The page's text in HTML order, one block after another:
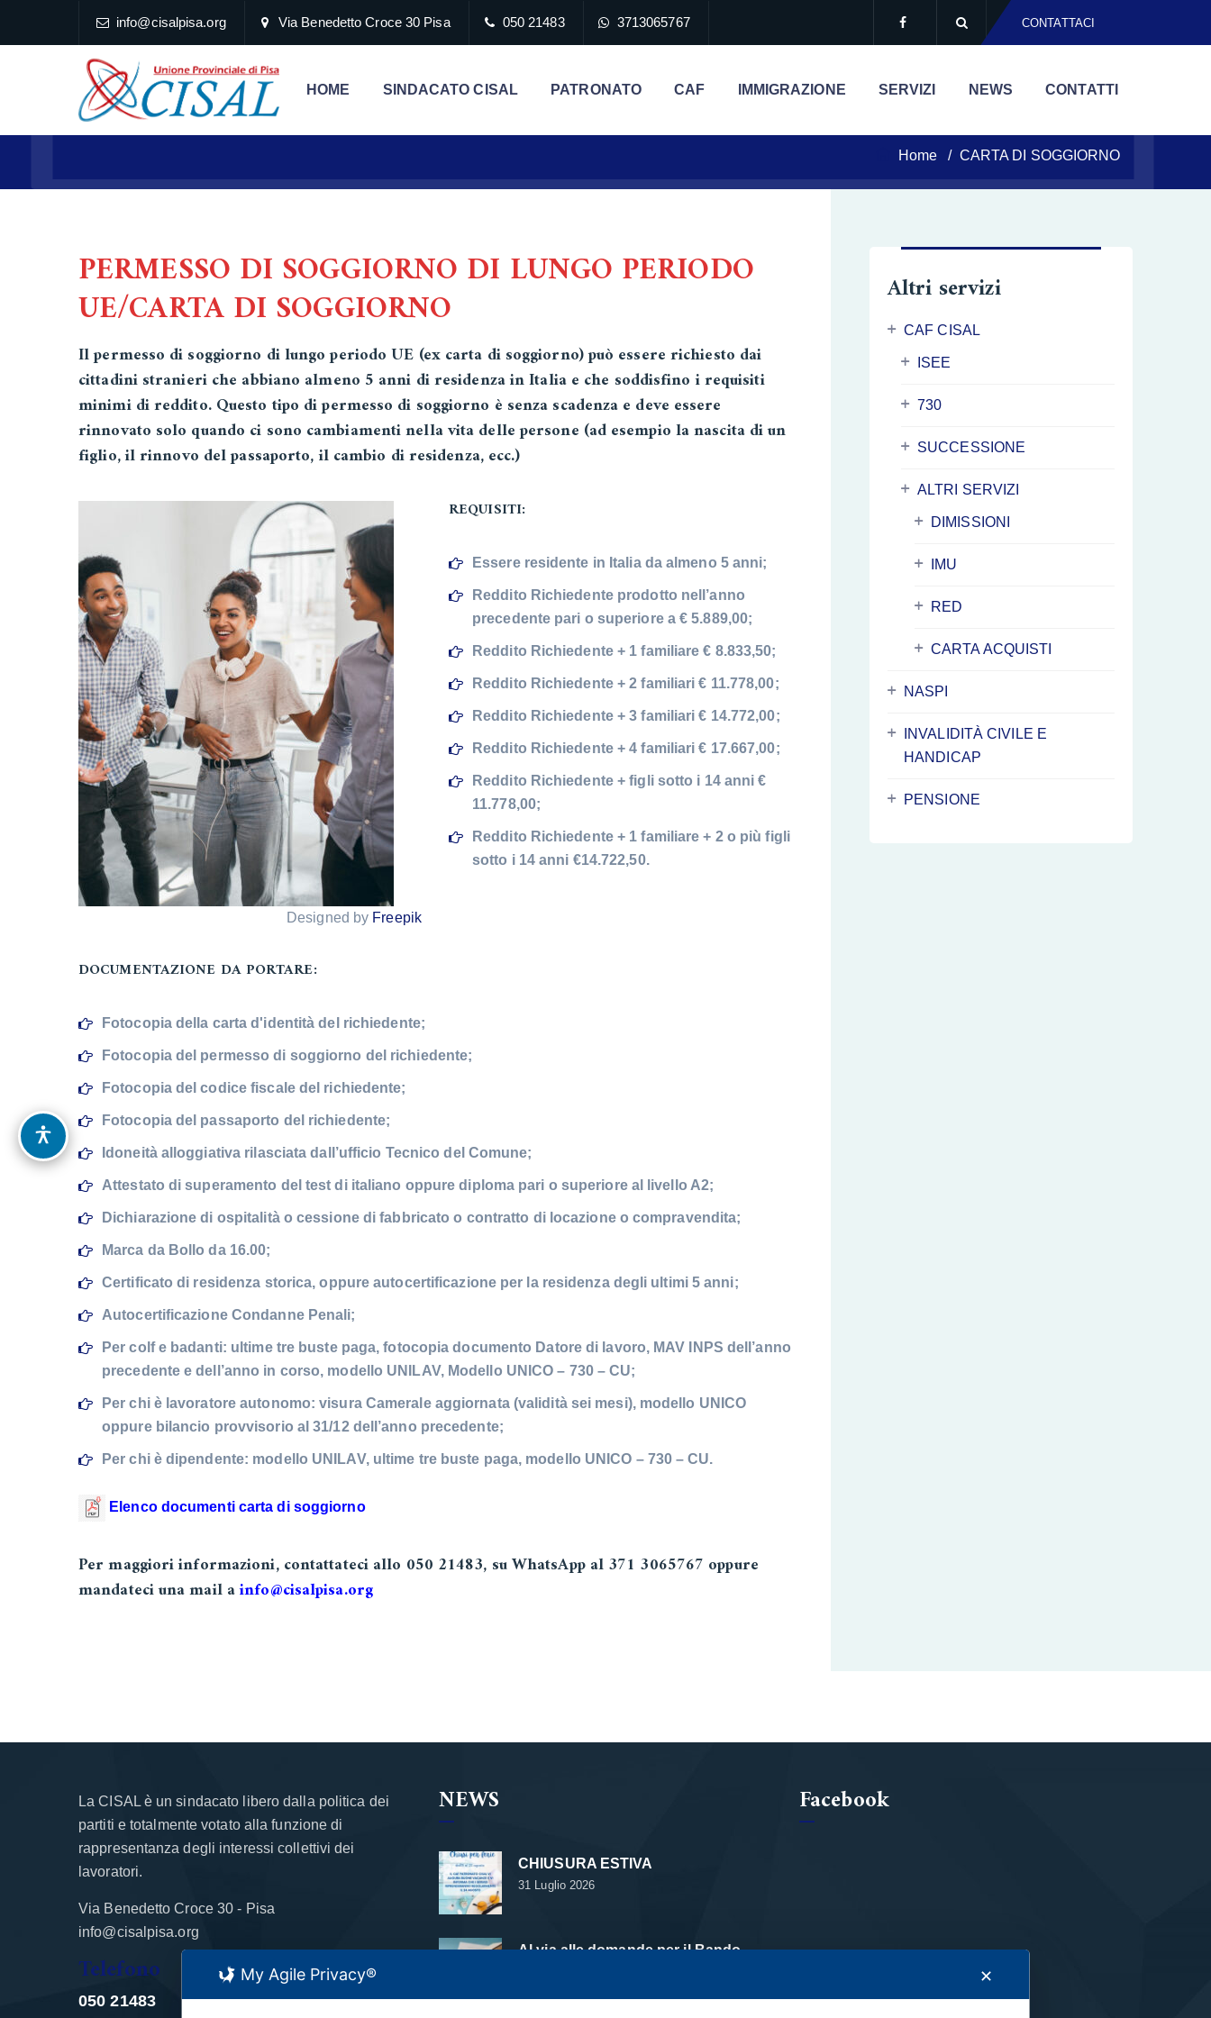
info@cisalpisa.org Via Benedetto Croce 30 Pisa 050 21483 3713065767 CONTATTACI
HOME SINDACATO CISAL PATRONATO CAF IMMIGRAZIONE SERVIZI NEWS CONTATTI
CARTA DI SOGGIORNO
Home
/ CARTA DI SOGGIORNO
PERMESSO DI SOGGIORNO DI LUNGO PERIODO
UE/CARTA DI SOGGIORNO
Il permesso di soggiorno di lungo periodo UE (ex carta di soggiorno) può essere richiesto dai
cittadini stranieri che abbiano almeno 5 anni di residenza in Italia e che soddisfino i requisiti
minimi di reddito. Questo tipo di permesso di soggiorno è senza scadenza e deve essere
rinnovato solo quando ci sono cambiamenti nella vita delle persone (ad esempio la nascita di un
figlio, il rinnovo del passaporto, il cambio di residenza, ecc.)
Designed by Freepik
REQUISITI:
Essere residente in Italia da almeno 5 anni;
Reddito Richiedente prodotto nell’anno
precedente pari o superiore a € 5.889,00;
Reddito Richiedente + 1 familiare € 8.833,50;
Reddito Richiedente + 2 familiari € 11.778,00;
Reddito Richiedente + 3 familiari € 14.772,00;
Reddito Richiedente + 4 familiari € 17.667,00;
Reddito Richiedente + figli sotto i 14 anni €
11.778,00;
Reddito Richiedente + 1 familiare + 2 o più figli
sotto i 14 anni €14.722,50.
DOCUMENTAZIONE DA PORTARE:
Fotocopia della carta d'identità del richiedente;
Fotocopia del permesso di soggiorno del richiedente;
Fotocopia del codice fiscale del richiedente;
Fotocopia del passaporto del richiedente;
Idoneità alloggiativa rilasciata dall’ufficio Tecnico del Comune;
Attestato di superamento del test di italiano oppure diploma pari o superiore al livello A2;
Dichiarazione di ospitalità o cessione di fabbricato o contratto di locazione o compravendita;
Marca da Bollo da 16.00;
Certificato di residenza storica, oppure autocertificazione per la residenza degli ultimi 5 anni;
Autocertificazione Condanne Penali;
Per colf e badanti: ultime tre buste paga, fotocopia documento Datore di lavoro, MAV INPS dell’anno
precedente e dell’anno in corso, modello UNILAV, Modello UNICO – 730 – CU;
Per chi è lavoratore autonomo: visura Camerale aggiornata (validità sei mesi), modello UNICO
oppure bilancio provvisorio al 31/12 dell’anno precedente;
Per chi è dipendente: modello UNILAV, ultime tre buste paga, modello UNICO – 730 – CU.
Elenco documenti carta di soggiorno
Per maggiori informazioni, contattateci allo 050 21483, su WhatsApp al 371 3065767 oppure
mandateci una mail ainfo@cisalpisa.org
Altri servizi
CAF CISAL
ISEE
730
SUCCESSIONE
ALTRI SERVIZI
DIMISSIONI
IMU
RED
CARTA ACQUISTI
NASPI
INVALIDITÀ CIVILE E
HANDICAP
PENSIONE
La CISAL è un sindacato libero dalla politica dei
partiti e totalmente votato alla funzione di
rappresentanza degli interessi collettivi dei
lavoratori.
Via Benedetto Croce 30 - Pisa
info@cisalpisa.org
Telefono
050 21483
NEWS
CHIUSURA ESTIVA
31 Luglio 2026
Al via alle domande per il Bando
Facebook
OPZIONI DI ACCESSIBILITÀ
My Agile Privacy® ✕